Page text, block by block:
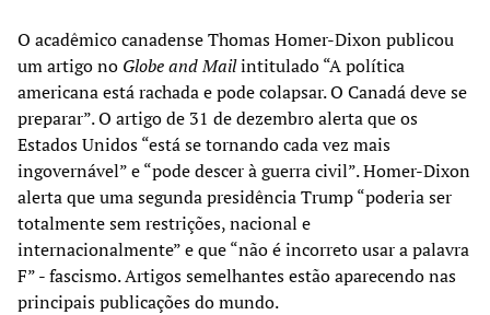
O acadêmico canadense Thomas Homer-Dixon publicou
um artigo no Globe and Mailintitulado “A política
americana está rachada e pode colapsar. O Canadá deve se
preparar”. O artigo de 31 de dezembro alerta que os
Estados Unidos “está se tornando cada vez mais
ingovernável” e “pode descer à guerra civil”. Homer-Dixon
alerta que uma segunda presidência Trump “poderia ser
totalmente sem restrições, nacional e
internacionalmente” e que “não é incorreto usar a palavra
F” - fascismo. Artigos semelhantes estão aparecendo nas
principais publicações do mundo.